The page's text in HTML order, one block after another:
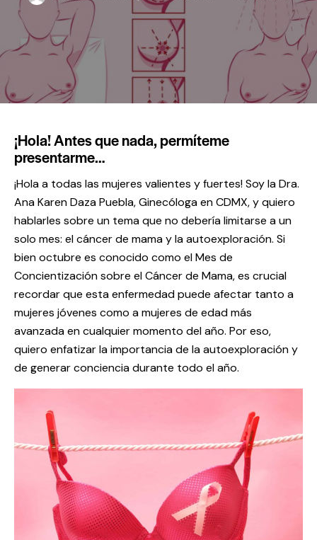
¡Hola! Antes que nada, permíteme
presentarme…
¡Hola a todas las mujeres valientes y fuertes! Soy la Dra.
Ana Karen Daza Puebla, Ginecóloga en CDMX, y quiero
hablarles sobre un tema que no debería limitarse a un
solo mes: el cáncer de mama y la autoexploración. Si
bien octubre es conocido como el Mes de
Concientización sobre el Cáncer de Mama, es crucial
recordar que esta enfermedad puede afectar tanto a
mujeres jóvenes como a mujeres de edad más
avanzada en cualquier momento del año. Por eso,
quiero enfatizar la importancia de la autoexploración y
de generar conciencia durante todo el año.